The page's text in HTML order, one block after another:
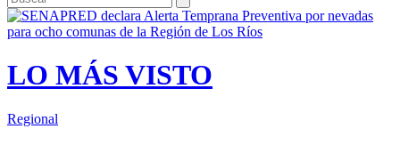
LO MÁS VISTO
Regional